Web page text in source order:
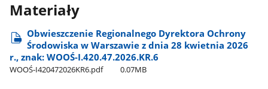
Materiały
Obwieszczenie Regionalnego Dyrektora Ochrony
Środowiska w Warszawie z dnia 28 kwietnia 2026
r., znak: WOOŚ-I.420.47.2026.KR.6
WOOŚ-I420472026KR6.pdf 0.07MB